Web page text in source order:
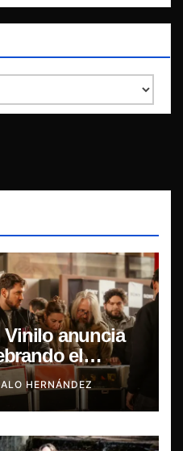
Vinilo anuncia
el
en Chile
HERNÁNDEZ